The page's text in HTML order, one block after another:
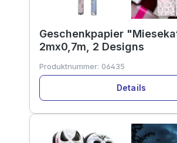
Geschenkpapier
2mx0,7m, 2 Designs
Produktnummer: 06435
Details